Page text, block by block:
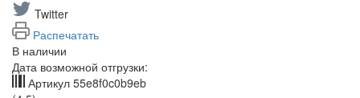
Twitter
Распечатать
В наличии
Дата возможной отгрузки:
Артикул 55e8f0c0b9eb